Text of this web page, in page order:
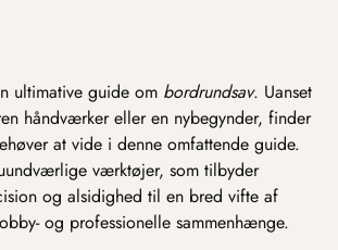
ultimative guide om bordrundsav. Uanset
håndværker eller en nybegynder, finder
at vide i denne omfattende guide.
værktøjer, som tilbyder
og alsidighed til en bred vifte af
og professionelle sammenhænge.